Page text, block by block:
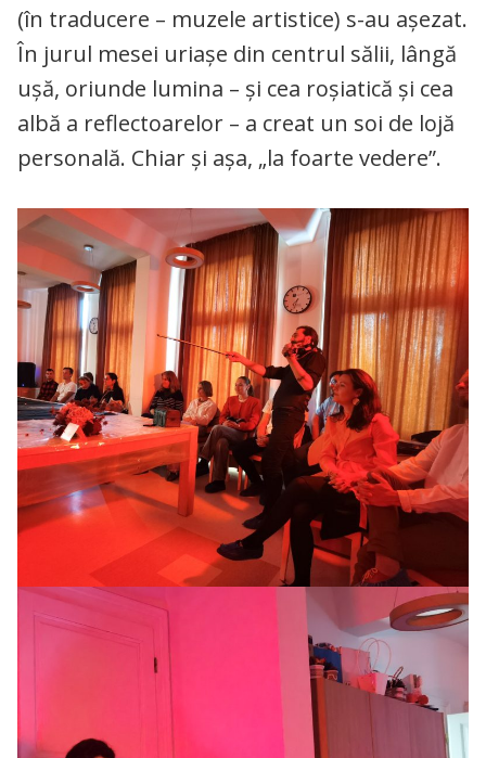
(în traducere – muzele artistice) s-au așezat.
În jurul mesei uriașe din centrul sălii, lângă
ușă, oriunde lumina – și cea roșiatică și cea
albă a reflectoarelor – a creat un soi de lojă
personală. Chiar și așa, „la foarte vedere”.